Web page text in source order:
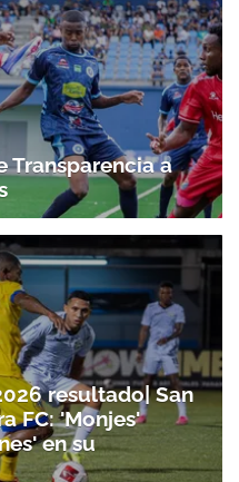
a nuestro boletín.
ACEPTAR
Transparencia a
resultado| San
FC: 'Monjes'
en su